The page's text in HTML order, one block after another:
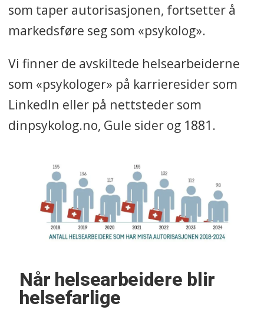
som taper autorisasjonen, fortsetter å
markedsføre seg som «psykolog».
Vi finner de avskiltede helsearbeiderne
som «psykologer» på karrieresider som
LinkedIn eller på nettsteder som
dinpsykolog.no, Gule sider og 1881.
Når helsearbeidere blir
helsefarlige